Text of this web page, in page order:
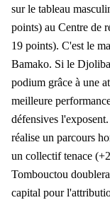
sur le tableau
points) au Centre de
19 points). C'est le
Bamako. Si le
podium grâce à une
meilleure
défensives
réalise un parcours
un collectif tenace
Tombouctou
capital pour